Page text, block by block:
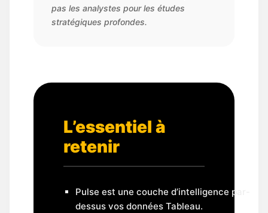
pas les analystes pour les études
stratégiques profondes.
L’essentiel à
retenir
Pulse est une couche d’intelligence par-
dessus vos données Tableau.